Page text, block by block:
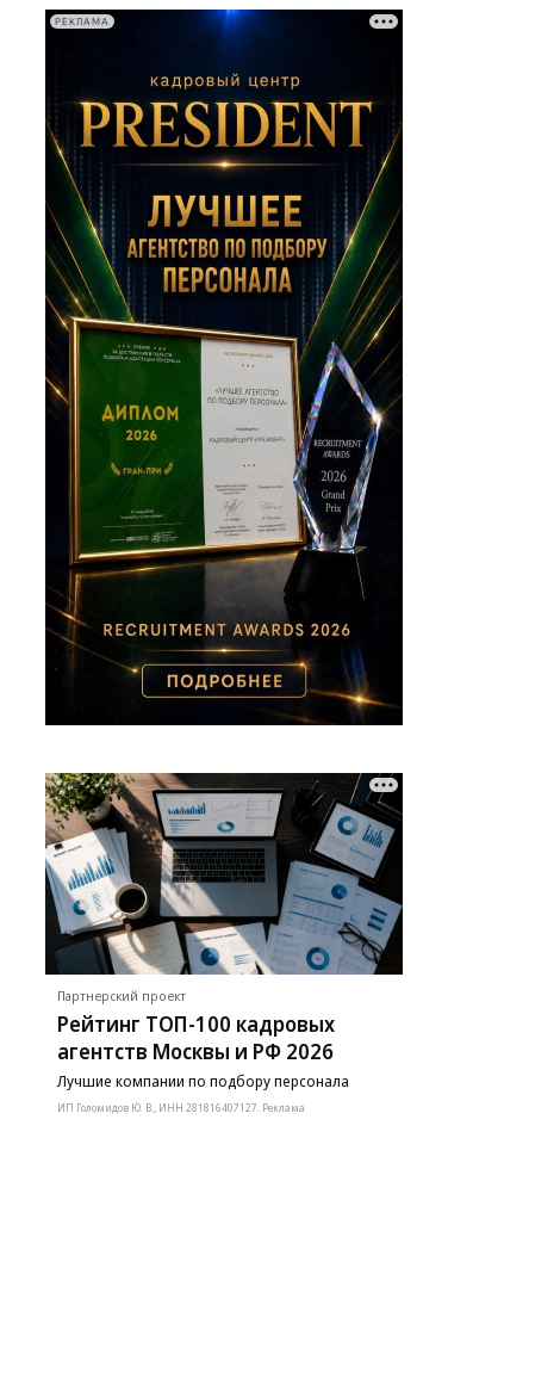
Харсеев,
Коммерсантъ
РЕКЛАМА
Партнерский проект
Рейтинг ТОП-100 кадровых
агентств Москвы и РФ 2026
Лучшие компании по подбору персонала
ИП Голомидов Ю. В., ИНН 281816407127. Реклама